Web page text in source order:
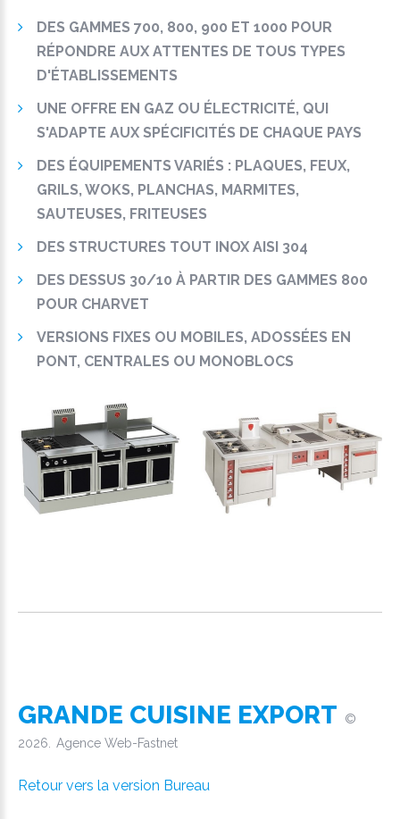
DES GAMMES 700, 800, 900 ET 1000 POUR
RÉPONDRE AUX ATTENTES DE TOUS TYPES
D'ÉTABLISSEMENTS
UNE OFFRE EN GAZ OU ÉLECTRICITÉ, QUI
S'ADAPTE AUX SPÉCIFICITÉS DE CHAQUE PAYS
DES ÉQUIPEMENTS VARIÉS : PLAQUES, FEUX,
GRILS, WOKS, PLANCHAS, MARMITES,
SAUTEUSES, FRITEUSES
DES STRUCTURES TOUT INOX AISI 304
DES DESSUS 30/10 À PARTIR DES GAMMES 800
POUR CHARVET
VERSIONS FIXES OU MOBILES, ADOSSÉES EN
PONT, CENTRALES OU MONOBLOCS
GRANDE CUISINE EXPORT
©
2026
Agence Web-Fastnet
Retour vers la version Bureau